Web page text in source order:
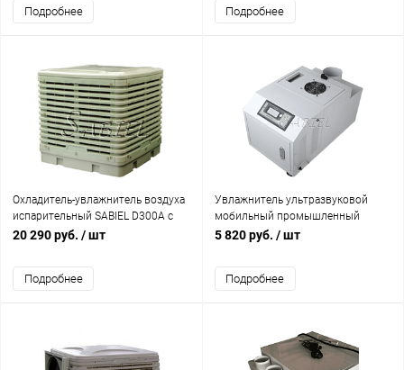
Подробнее Подробнее
Охладитель-увлажнитель воздуха
испарительный SABIEL D300A с
нижней подачей (увлажнение 500-
20 290 руб. / шт
Подробнее
Увлажнитель ультразвуковой
мобильный промышленный
SABIEL MU6 (увлажнение 50-80 м²)
5 820 руб. / шт
Подробнее